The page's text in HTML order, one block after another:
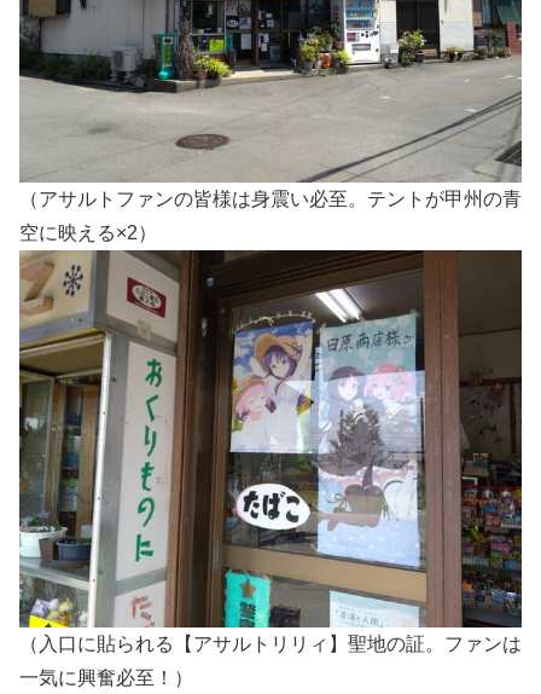
（アサルトファンの皆様は身震い必至。テントが甲州の青
空に映える×2）
（入口に貼られる【アサルトリリィ】聖地の証。ファンは
一気に興奮必至！）